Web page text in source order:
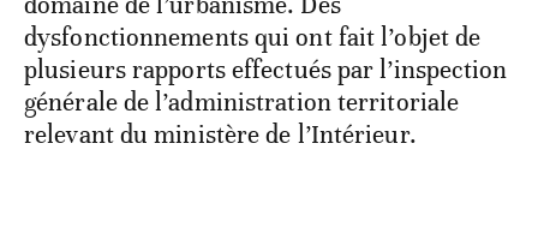
dysfonctionnements qui ont fait l’objet de
plusieurs rapports effectués par l’inspection
générale de l’administration territoriale
relevant du ministère de l’Intérieur.